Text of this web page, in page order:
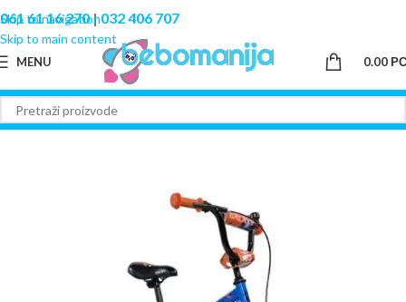
Skip to navigation
Skip to main content
061 61 16 270|032 406 707
MENU 0.00